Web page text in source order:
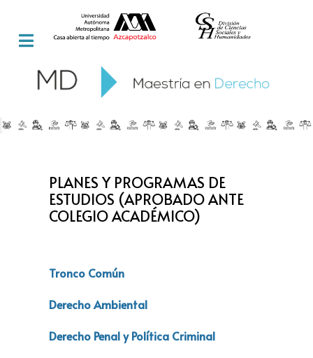
PLANES Y PROGRAMAS DE
ESTUDIOS (APROBADO ANTE
COLEGIO ACADÉMICO)
Tronco Común
Derecho Ambiental
Derecho Penal y Política Criminal